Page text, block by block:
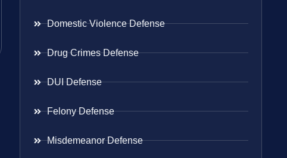
Domestic Violence Defense
Drug Crimes Defense
DUI Defense
Felony Defense
Misdemeanor Defense